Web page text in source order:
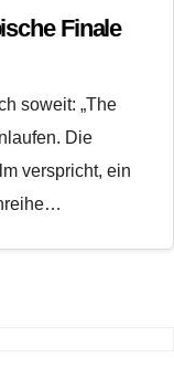
Finale
soweit: „The
Die
verspricht, ein